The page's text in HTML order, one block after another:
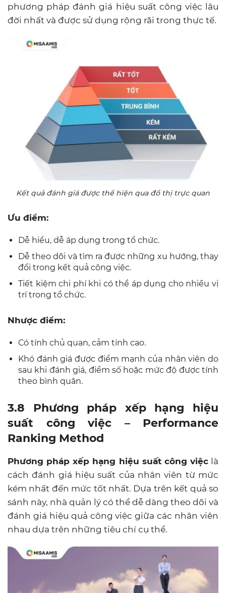
phương pháp đánh giá hiệu suất công việc lâu
đời nhất và được sử dụng rộng rãi trong thực tế.
Kết quả đánh giá được thể hiện qua đồ thị trực quan
Ưu điểm:
Dễ hiểu, dễ áp dụng trong tổ chức.
Dễ theo dõi và tìm ra được những xu hướng, thay
đổi trong kết quả công việc.
Tiết kiệm chi phí khi có thể áp dụng cho nhiều vị
trí trong tổ chức.
Nhược điểm:
Có tính chủ quan, cảm tính cao.
Khó đánh giá được điểm mạnh của nhân viên do
sau khi đánh giá, điểm số hoặc mức độ được tính
theo bình quân.
3.8 Phương pháp xếp hạng hiệu
suất công việc – Performance
Ranking Method
Phương pháp xếp hạng hiệu suất công việclà
cách đánh giá hiệu suất của nhân viên từ mức
kém nhất đến mức tốt nhất. Dựa trên kết quả so
sánh này, nhà quản lý có thể dễ dàng theo dõi và
đánh giá hiệu quả công việc giữa các nhân viên
nhau dựa trên những tiêu chí cụ thể.